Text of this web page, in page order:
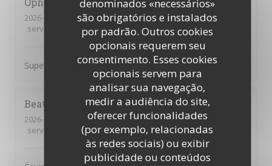
denominados «necessários»
são obrigatórios e instalados
por padrão. Outros cookies
opcionais requerem seu
consentimento. Esses cookies
opcionais servem para
analisar sua navegação,
medir a audiência do site,
oferecer funcionalidades
(por exemplo, relacionadas
às redes sociais) ou exibir
publicidade ou conteúdos
2026-07-18
- 11:30 - guests 2
service
ambience: 5/5 menu: 5/5 quality_price
Super brunch copieux et bon Le serveur était au top !
Beatrice
2026-07-14
- 19:00 - guests 6
service
ambience:5/5 menu:5 /5 quality_price